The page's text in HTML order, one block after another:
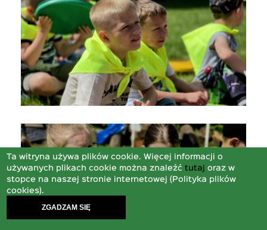
Ta witryna używa plików cookie. Więcej informacji o
używanych plikach cookie można znaleźćtutaj oraz w
stopce na naszej stronie internetowej (Polityka plików
cookies).
ZGADZAM SIĘ